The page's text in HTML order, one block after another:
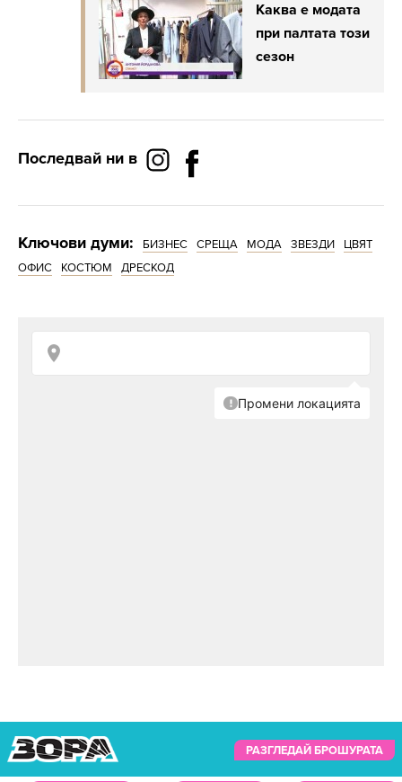
Каква е модата
при палтата този
сезон
Последвай ни в
Ключови думи: БИЗНЕС СРЕЩА МОДА ЗВЕЗДИ
ЦВЯТ
ОФИС
КОСТЮМ ДРЕСКОД
РАЗГЛЕДАЙ БРОШУРАТА